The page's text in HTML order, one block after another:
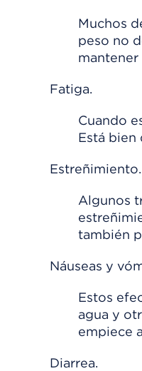
Muchos
peso no
mantener
Fatiga.
Cuando
Está bien
Estreñimiento.
Algunos
también
Náuseas y
Estos
agua y
empiece
Diarrea.